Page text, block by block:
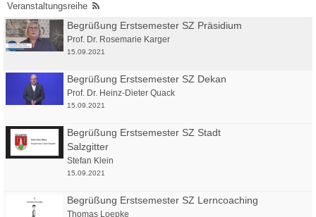
Veranstaltungsreihe
Begrüßung Erstsemester SZ Präsidium
Prof. Dr. Rosemarie Karger
15.09.2021
Begrüßung Erstsemester SZ Dekan
Prof. Dr. Heinz-Dieter Quack
15.09.2021
Begrüßung Erstsemester SZ Stadt
Salzgitter
Stefan Klein
15.09.2021
Begrüßung Erstsemester SZ Lerncoaching
Thomas Loepke